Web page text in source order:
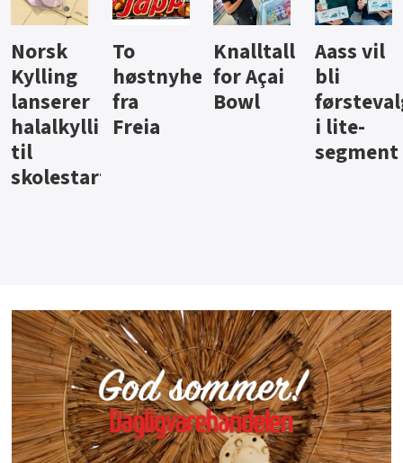
Knalltall
for Açai
Bowl
Aass vil
bli
førstevalg
i lite-
Brus og
jus fra
Berentsen
Hard
iste fra
Hansa